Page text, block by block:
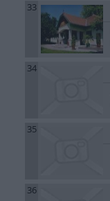
33
34
35
36